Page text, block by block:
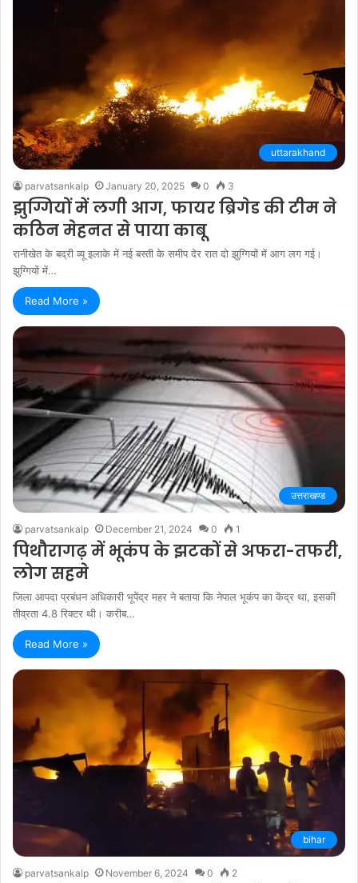
uttarakhand
parvatsankalp January 20, 2025 0 3
झुग्गियों में लगी आग, फायर ब्रिगेड की टीम ने
कठिन मेहनत से पाया काबू
रानीखेत के बद्री व्यू इलाके में नई बस्ती के समीप देर रात दो झुग्गियों में आग लग गई।
झुग्गियों में…
Read More »
उत्तराखण्ड
parvatsankalp December 21, 2024 0 1
पिथौरागढ़ में भूकंप के झटकों से अफरा-तफरी,
लोग सहमे
जिला आपदा प्रबंधन अधिकारी भूपेंद्र महर ने बताया कि नेपाल भूकंप का केंद्र था, इसकी
तीव्रता 4.8 रिक्टर थी। करीब…
Read More »
bihar
parvatsankalp November 6, 2024 0 2